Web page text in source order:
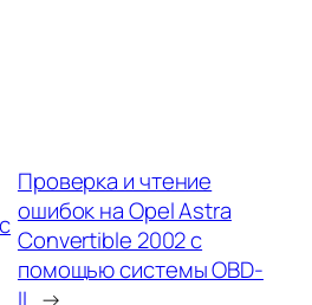
Проверка и чтение
ошибок на Opel Astra
Convertible 2002 с
помощью системы OBD-
II →